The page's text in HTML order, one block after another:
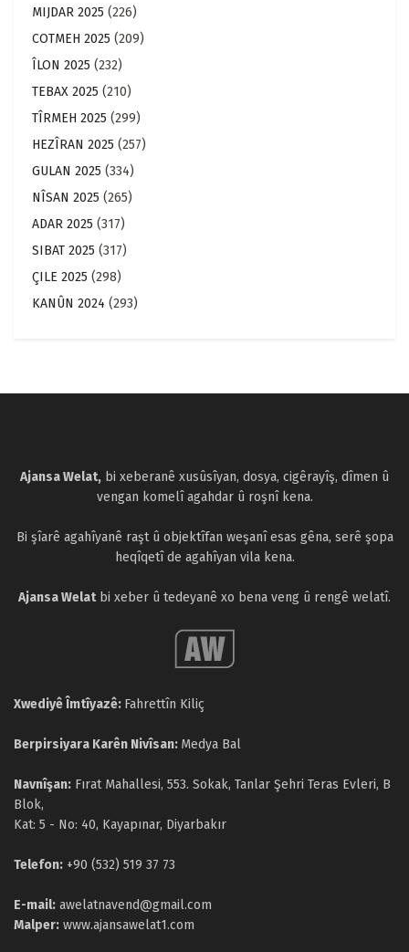
MIJDAR 2025 (226)
COTMEH 2025 (209)
ÎLON 2025 (232)
TEBAX 2025 (210)
TÎRMEH 2025 (299)
HEZÎRAN 2025 (257)
GULAN 2025 (334)
NÎSAN 2025 (265)
ADAR 2025 (317)
SIBAT 2025 (317)
ÇILE 2025 (298)
KANÛN 2024 (293)
Ajansa Welat, bi xeberanê xusûsîyan, dosya, cigêrayîş, dîmen û
vengan komelî agahdar û roşnî kena.
Bi şîarê agahîyanê raşt û objektîfan weşanî esas gêna, serê şopa
heqîqetî de agahîyan vila kena.
Ajansa Welatbi xeber û tedeyanê xo bena veng û rengê welatî.
Xwediyê Îmtîyazê: Fahrettîn Kiliç
Berpirsiyara Karên Nivîsan: Medya Bal
Navnîşan: Fırat Mahallesi, 553. Sokak, Tanlar Şehri Teras Evleri, B
Blok,
Kat: 5 - No: 40, Kayapınar, Diyarbakır
Telefon: +90 (532) 519 37 73
E-mail: awelatnavend@gmail.com
Malper: www.ajansawelat1.com